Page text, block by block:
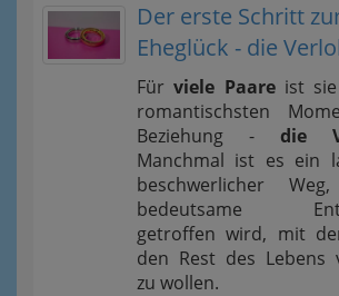
Der erste Schritt
Eheglück - die
Fürviele Paareist sie
romantischsten
Beziehung - die
Manchmal ist es ein
beschwerlicher
bedeutsame
getroffen wird, mit
den Rest des Lebens
zu wollen.